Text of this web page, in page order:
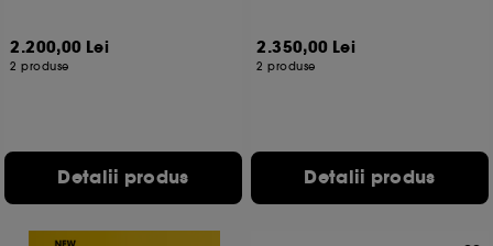
2.200,00 Lei
2 produse
Detalii produs
2.350,00 Lei
2 produse
Detalii produs